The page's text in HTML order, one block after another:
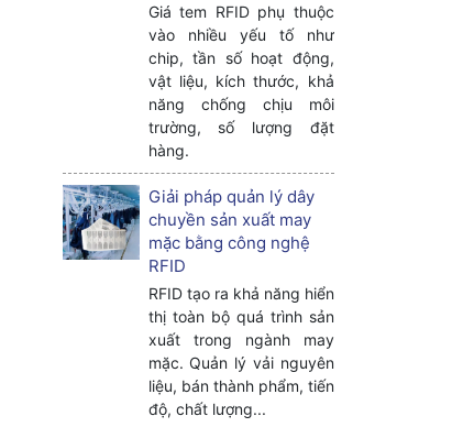
Giá tem RFID phụ thuộc
vào nhiều yếu tố như
chip, tần số hoạt động,
vật liệu, kích thước, khả
năng chống chịu môi
trường, số lượng đặt
hàng.
Giải pháp quản lý dây
chuyền sản xuất may
mặc bằng công nghệ
RFID
RFID tạo ra khả năng hiển
thị toàn bộ quá trình sản
xuất trong ngành may
mặc. Quản lý vải nguyên
liệu, bán thành phẩm, tiến
độ, chất lượng...